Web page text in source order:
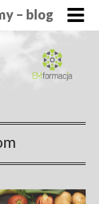
– blog